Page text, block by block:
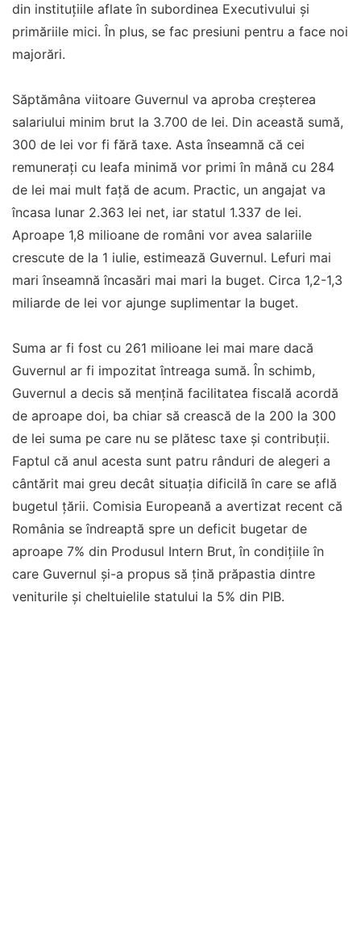
din instituțiile aflate în subordinea Executivului și
primăriile mici. În plus, se fac presiuni pentru a face noi
majorări.
Săptămâna viitoare Guvernul va aproba creșterea
salariului minim brut la 3.700 de lei. Din această sumă,
300 de lei vor fi fără taxe. Asta înseamnă că cei
remunerați cu leafa minimă vor primi în mână cu 284
de lei mai mult față de acum. Practic, un angajat va
încasa lunar 2.363 lei net, iar statul 1.337 de lei.
Aproape 1,8 milioane de români vor avea salariile
crescute de la 1 iulie, estimează Guvernul. Lefuri mai
mari înseamnă încasări mai mari la buget. Circa 1,2-1,3
miliarde de lei vor ajunge suplimentar la buget.
Suma ar fi fost cu 261 milioane lei mai mare dacă
Guvernul ar fi impozitat întreaga sumă. În schimb,
Guvernul a decis să mențină facilitatea fiscală acordă
de aproape doi, ba chiar să crească de la 200 la 300
de lei suma pe care nu se plătesc taxe și contribuții.
Faptul că anul acesta sunt patru rânduri de alegeri a
cântărit mai greu decât situația dificilă în care se află
bugetul țării. Comisia Europeană a avertizat recent că
România se îndreaptă spre un deficit bugetar de
aproape 7% din Produsul Intern Brut, în condițiile în
care Guvernul și-a propus să țină prăpastia dintre
veniturile și cheltuielile statului la 5% din PIB.